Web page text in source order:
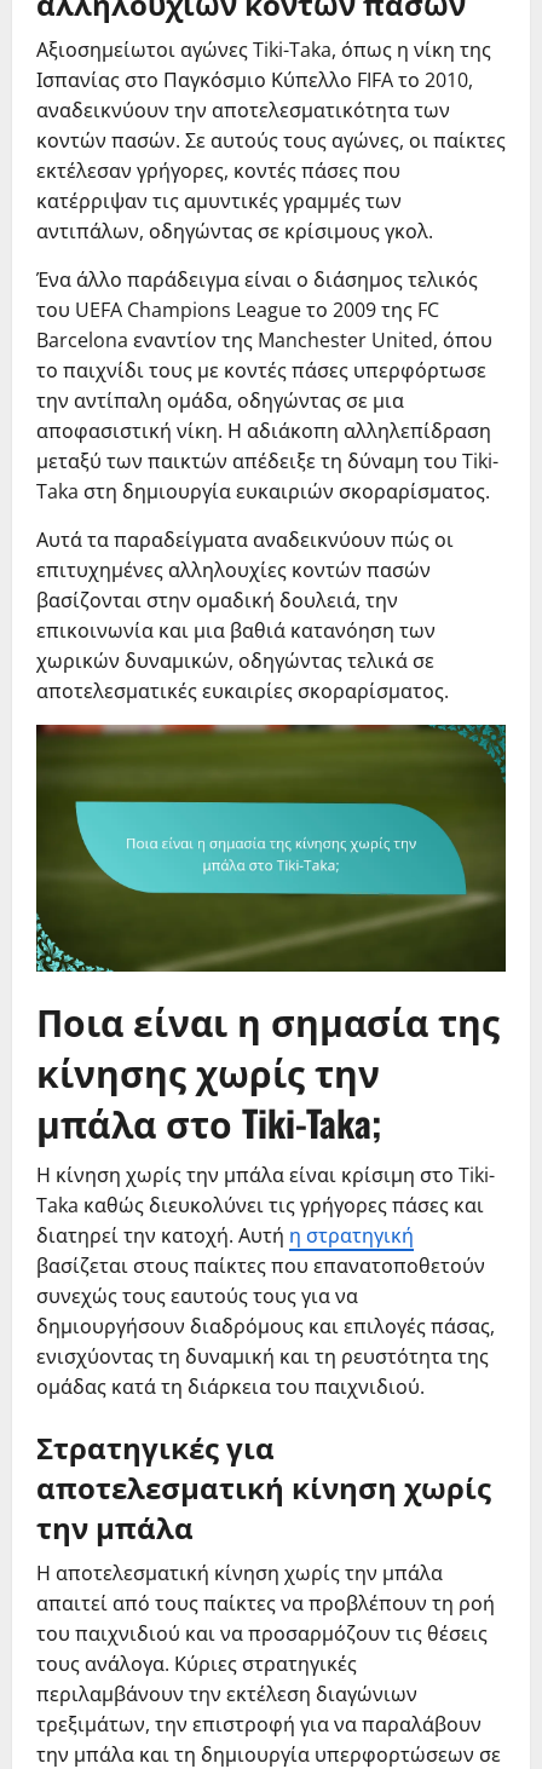
Αξιοσημείωτοι αγώνες Tiki-Taka, όπως η νίκη της
Ισπανίας στο Παγκόσμιο Κύπελλο FIFA το 2010,
αναδεικνύουν την αποτελεσματικότητα των
κοντών πασών. Σε αυτούς τους αγώνες, οι παίκτες
εκτέλεσαν γρήγορες, κοντές πάσες που
κατέρριψαν τις αμυντικές γραμμές των
αντιπάλων, οδηγώντας σε κρίσιμους γκολ.
Ένα άλλο παράδειγμα είναι ο διάσημος τελικός
του UEFA Champions League το 2009 της FC
Barcelona εναντίον της Manchester United, όπου
το παιχνίδι τους με κοντές πάσες υπερφόρτωσε
την αντίπαλη ομάδα, οδηγώντας σε μια
αποφασιστική νίκη. Η αδιάκοπη αλληλεπίδραση
μεταξύ των παικτών απέδειξε τη δύναμη του Tiki-
Taka στη δημιουργία ευκαιριών σκοραρίσματος.
Αυτά τα παραδείγματα αναδεικνύουν πώς οι
επιτυχημένες αλληλουχίες κοντών πασών
βασίζονται στην ομαδική δουλειά, την
επικοινωνία και μια βαθιά κατανόηση των
χωρικών δυναμικών, οδηγώντας τελικά σε
αποτελεσματικές ευκαιρίες σκοραρίσματος.
Ποια είναι η σημασία της
κίνησης χωρίς την
μπάλα στο Tiki-Taka;
Η κίνηση χωρίς την μπάλα είναι κρίσιμη στο Tiki-
Taka καθώς διευκολύνει τις γρήγορες πάσες και
διατηρεί την κατοχή. Αυτή η στρατηγική
βασίζεται στους παίκτες που επανατοποθετούν
συνεχώς τους εαυτούς τους για να
δημιουργήσουν διαδρόμους και επιλογές πάσας,
ενισχύοντας τη δυναμική και τη ρευστότητα της
ομάδας κατά τη διάρκεια του παιχνιδιού.
Στρατηγικές για
αποτελεσματική κίνηση χωρίς
την μπάλα
Η αποτελεσματική κίνηση χωρίς την μπάλα
απαιτεί από τους παίκτες να προβλέπουν τη ροή
του παιχνιδιού και να προσαρμόζουν τις θέσεις
τους ανάλογα. Κύριες στρατηγικές
περιλαμβάνουν την εκτέλεση διαγώνιων
τρεξιμάτων, την επιστροφή για να παραλάβουν
την μπάλα και τη δημιουργία υπερφορτώσεων σε